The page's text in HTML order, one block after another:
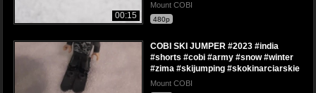
00:15
Mount COBI
480p
COBI SKI JUMPER #2023 #india
#shorts #cobi #army #snow #winter
#zima #skijumping #skokinarciarskie
Mount COBI